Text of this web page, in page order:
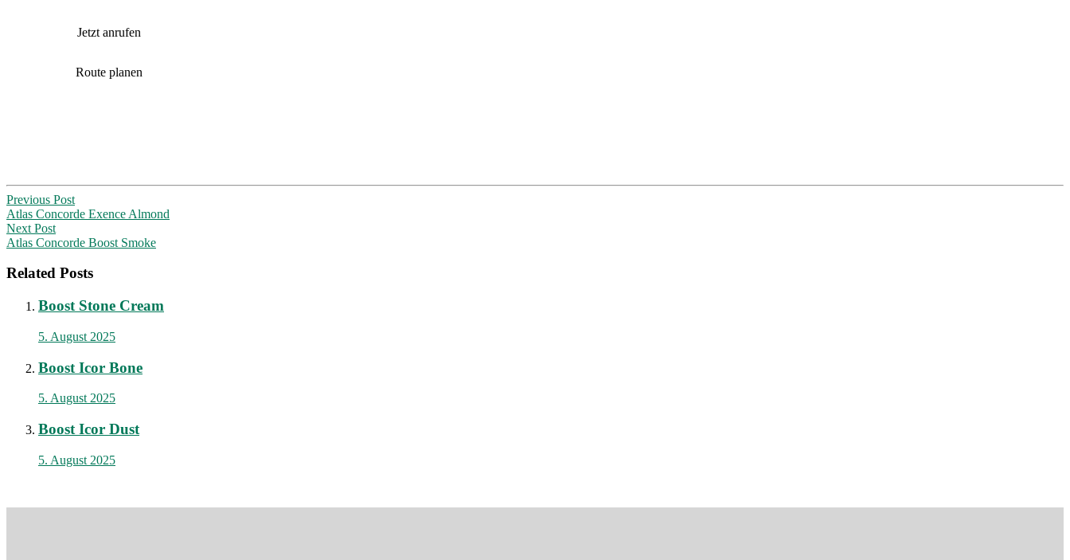
Jetzt anrufen
Route planen
Post
navigation
Previous Post
Atlas Concorde Exence Almond
Next Post
Atlas Concorde Boost Smoke
Related Posts
Boost Stone Cream
5. August 2025
Boost Icor Bone
5. August 2025
Boost Icor Dust
5. August 2025